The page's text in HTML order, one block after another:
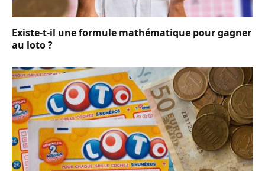
Existe-t-il une formule mathématique pour gagner
au loto ?